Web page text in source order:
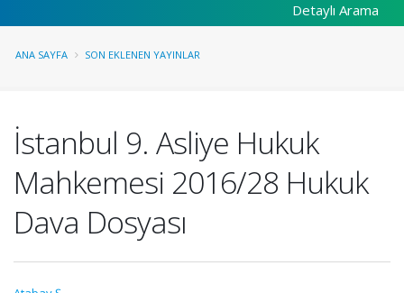
Detaylı Arama
ANA SAYFA SON EKLENEN YAYINLAR
İstanbul 9. Asliye Hukuk
Mahkemesi 2016/28 Hukuk
Dava Dosyası